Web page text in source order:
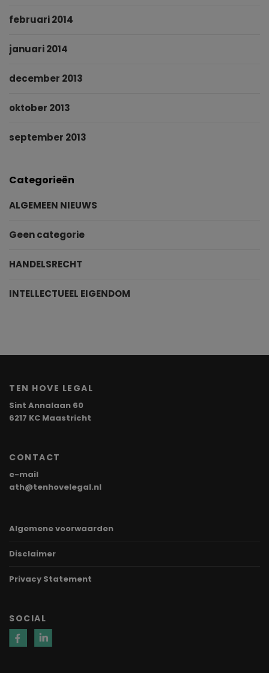
februari 2014
januari 2014
december 2013
oktober 2013
september 2013
Categorieën
ALGEMEEN NIEUWS
Geen categorie
HANDELSRECHT
INTELLECTUEEL EIGENDOM
TEN HOVE LEGAL
Sint Annalaan 60
6217 KC Maastricht
CONTACT
e-mail
ath@tenhovelegal.nl
Algemene voorwaarden
Disclaimer
Privacy Statement
SOCIAL